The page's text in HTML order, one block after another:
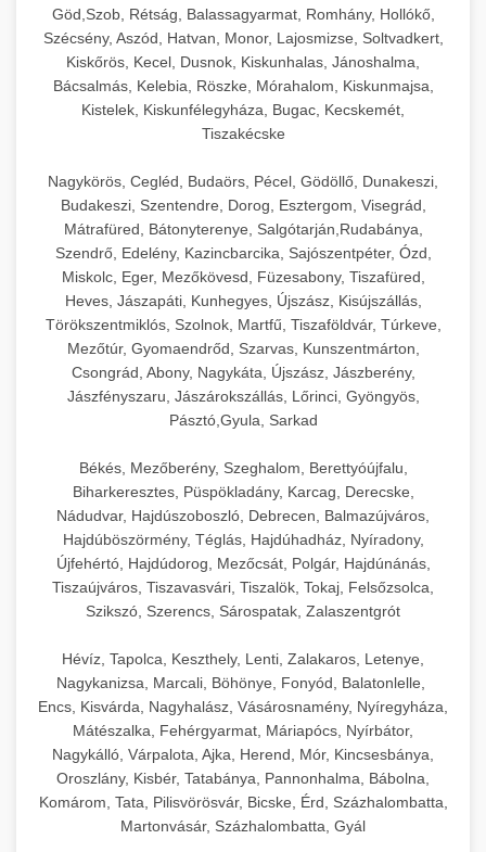
Göd,Szob, Rétság, Balassagyarmat, Romhány, Hollókő,
Szécsény, Aszód, Hatvan, Monor, Lajosmizse, Soltvadkert,
Kiskőrös, Kecel, Dusnok, Kiskunhalas, Jánoshalma,
Bácsalmás, Kelebia, Röszke, Mórahalom, Kiskunmajsa,
Kistelek, Kiskunfélegyháza, Bugac, Kecskemét,
Tiszakécske
Nagykörös, Cegléd, Budaörs, Pécel, Gödöllő, Dunakeszi,
Budakeszi, Szentendre, Dorog, Esztergom, Visegrád,
Mátrafüred, Bátonyterenye, Salgótarján,Rudabánya,
Szendrő, Edelény, Kazincbarcika, Sajószentpéter, Ózd,
Miskolc, Eger, Mezőkövesd, Füzesabony, Tiszafüred,
Heves, Jászapáti, Kunhegyes, Újszász, Kisújszállás,
Törökszentmiklós, Szolnok, Martfű, Tiszaföldvár, Túrkeve,
Mezőtúr, Gyomaendrőd, Szarvas, Kunszentmárton,
Csongrád, Abony, Nagykáta, Újszász, Jászberény,
Jászfényszaru, Jászárokszállás, Lőrinci, Gyöngyös,
Pásztó,Gyula, Sarkad
Békés, Mezőberény, Szeghalom, Berettyóújfalu,
Biharkeresztes, Püspökladány, Karcag, Derecske,
Nádudvar, Hajdúszoboszló, Debrecen, Balmazújváros,
Hajdúböszörmény, Téglás, Hajdúhadház, Nyíradony,
Újfehértó, Hajdúdorog, Mezőcsát, Polgár, Hajdúnánás,
Tiszaújváros, Tiszavasvári, Tiszalök, Tokaj, Felsőzsolca,
Szikszó, Szerencs, Sárospatak, Zalaszentgrót
Hévíz, Tapolca, Keszthely, Lenti, Zalakaros, Letenye,
Nagykanizsa, Marcali, Böhönye, Fonyód, Balatonlelle,
Encs, Kisvárda, Nagyhalász, Vásárosnamény, Nyíregyháza,
Mátészalka, Fehérgyarmat, Máriapócs, Nyírbátor,
Nagykálló, Várpalota, Ajka, Herend, Mór, Kincsesbánya,
Oroszlány, Kisbér, Tatabánya, Pannonhalma, Bábolna,
Komárom, Tata, Pilisvörösvár, Bicske, Érd, Százhalombatta,
Martonvásár, Százhalombatta, Gyál